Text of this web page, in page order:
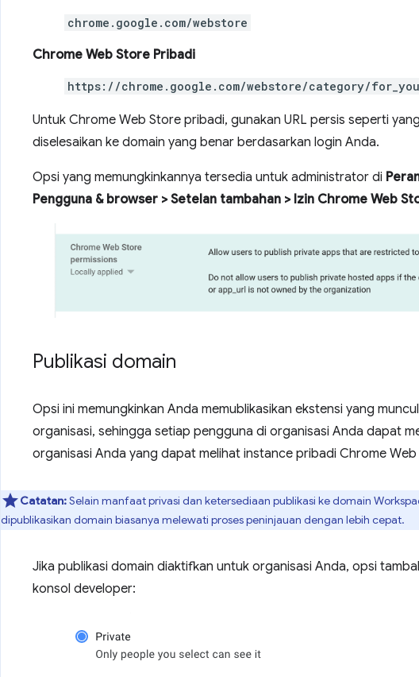
chrome.google.com/webstore
Chrome Web Store Pribadi
https://chrome.google.com/webstore/category/
Untuk Chrome Web Store pribadi, gunakan URL persis seperti
diselesaikan ke domain yang benar berdasarkan login Anda.
Opsi yang memungkinkannya tersedia untuk administrator di
Pengguna & browser > Setelan tambahan > Izin Chrome Web
Publikasi domain
Opsi ini memungkinkan Anda memublikasikan ekstensi yang
organisasi, sehingga setiap pengguna di organisasi Anda dapat
organisasi Anda yang dapat melihat instance pribadi Chrome Web
Catatan:Selain manfaat privasi dan ketersediaan publikasi ke domain
dipublikasikan domain biasanya melewati proses peninjauan dengan lebih cepat.
Jika publikasi domain diaktifkan untuk organisasi Anda, opsi
konsol developer: